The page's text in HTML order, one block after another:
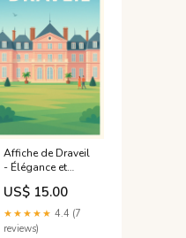
Affiche de Draveil
- Élégance et
sérénité au cœur
de l'Île-de-France
Cadre:Cadre Noir
US$ 15.00
★★★★★ 4.4 (7
reviews)